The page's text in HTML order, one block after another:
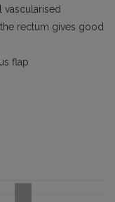
rectum gives good
flap